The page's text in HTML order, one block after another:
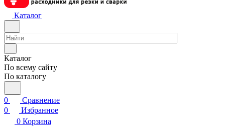
Каталог
Каталог
По всему сайту
По каталогу
0
Сравнение
0
Избранное
0 Корзина